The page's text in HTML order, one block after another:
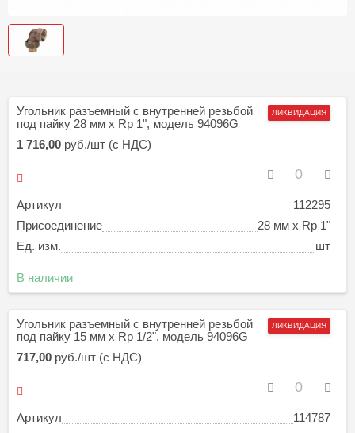
Угольник разъемный с внутренней резьбой
под пайку 28 мм х Rp 1", модель 94096G
Артикул
112295
Присоединение
28 мм х Rp 1"
Ед. изм.
шт
1 716,00 руб./шт (с НДС)
В наличии
ЛИКВИДАЦИЯ
Угольник разъемный с внутренней резьбой
под пайку 15 мм х Rp 1/2", модель 94096G
Артикул
114787
717,00 руб./шт (с НДС)
ЛИКВИДАЦИЯ